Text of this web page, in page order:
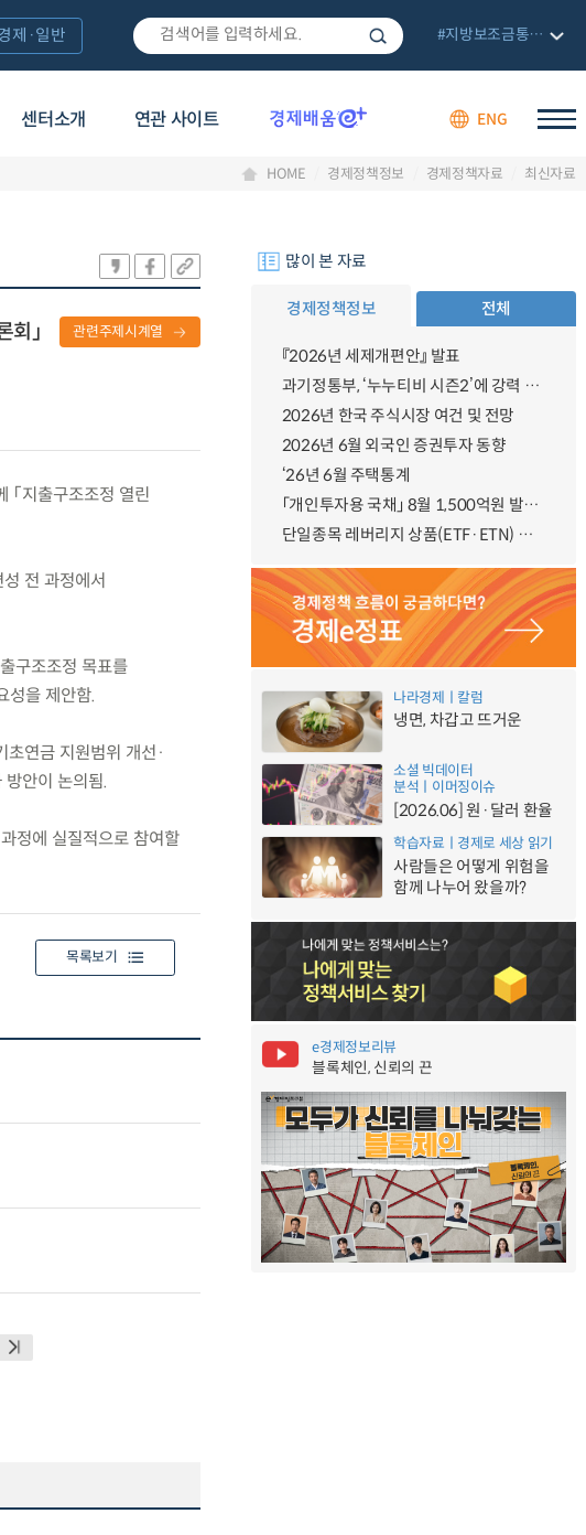
센터소개 연관 사이트 ENG
제·일반 #지방보조금통합관리망
HOME 경제정책정보 경제정책자료 최신자료
회」
관련주제시계열
지출구조조정 열린
전 과정에서
구조조정 목표를
성을 제안함.
연금 지원범위 개선·
안이 논의됨.
정에 실질적으로 참여할
목록보기
많이 본 자료
경제정책정보 전체
『2026년 세제개편안』 발표
과기정통부, ‘누누티비 시즌2’에 강력 대응 의지 밝혀
2026년 한국 주식시장 여건 및 전망
2026년 6월 외국인 증권투자 동향
‘26년 6월 주택통계
「개인투자용 국채」 8월 1,500억원 발행 예정
단일종목 레버리지 상품(ETF·ETN) 기본예탁금 강화 조기시행 방안 안내
나라경제ㅣ칼럼
냉면, 차갑고 뜨거운
소셜 빅데이터
분석ㅣ이머징이슈
[2026.06] 원·달러 환율
학습자료ㅣ경제로 세상 읽기
사람들은 어떻게 위험을
함께 나누어 왔을까?
e경제정보리뷰
블록체인, 신뢰의 끈